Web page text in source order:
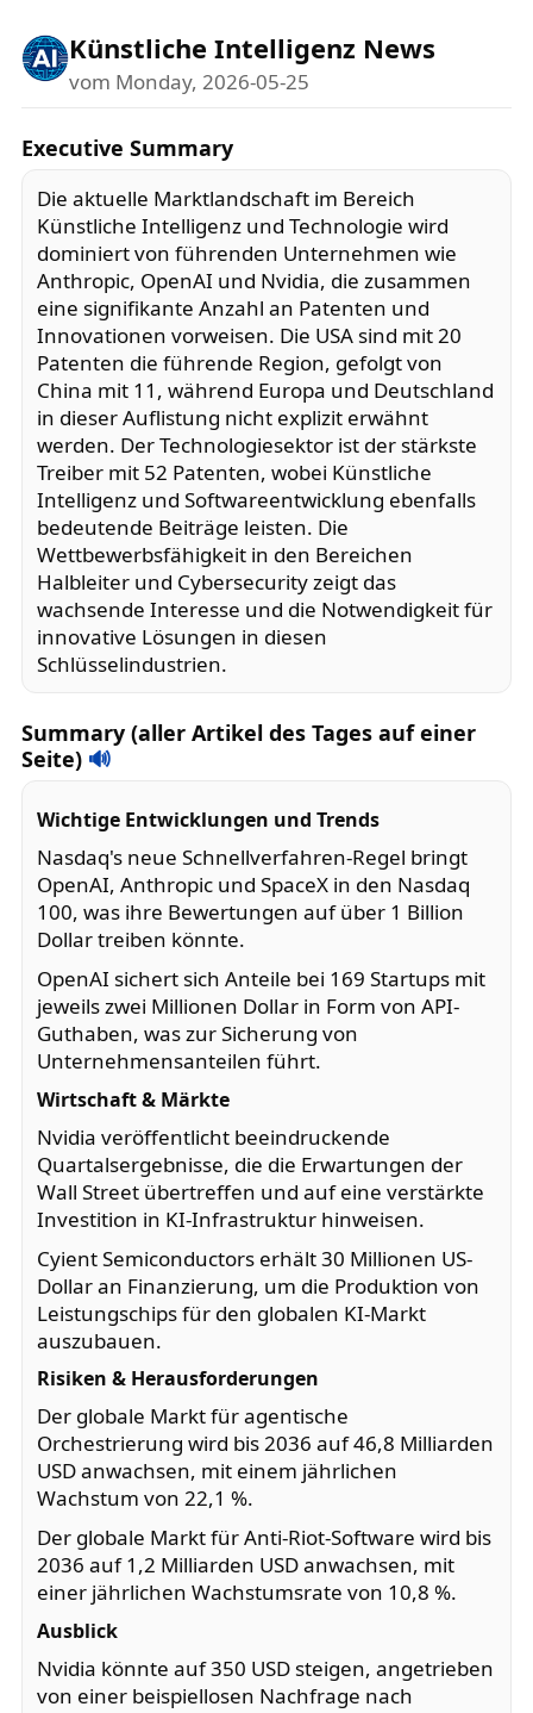
Künstliche Intelligenz News
vom Monday, 2026-05-25
Executive Summary
Die aktuelle Marktlandschaft im Bereich
Künstliche Intelligenz und Technologie wird
dominiert von führenden Unternehmen wie
Anthropic, OpenAI und Nvidia, die zusammen
eine signifikante Anzahl an Patenten und
Innovationen vorweisen. Die USA sind mit 20
Patenten die führende Region, gefolgt von
China mit 11, während Europa und Deutschland
in dieser Auflistung nicht explizit erwähnt
werden. Der Technologiesektor ist der stärkste
Treiber mit 52 Patenten, wobei Künstliche
Intelligenz und Softwareentwicklung ebenfalls
bedeutende Beiträge leisten. Die
Wettbewerbsfähigkeit in den Bereichen
Halbleiter und Cybersecurity zeigt das
wachsende Interesse und die Notwendigkeit für
innovative Lösungen in diesen
Schlüsselindustrien.
Summary (aller Artikel des Tages auf einer
Seite) 🔊
Wichtige Entwicklungen und Trends
Nasdaq's neue Schnellverfahren-Regel bringt
OpenAI, Anthropic und SpaceX in den Nasdaq
100, was ihre Bewertungen auf über 1 Billion
Dollar treiben könnte.
OpenAI sichert sich Anteile bei 169 Startups mit
jeweils zwei Millionen Dollar in Form von API-
Guthaben, was zur Sicherung von
Unternehmensanteilen führt.
Wirtschaft & Märkte
Nvidia veröffentlicht beeindruckende
Quartalsergebnisse, die die Erwartungen der
Wall Street übertreffen und auf eine verstärkte
Investition in KI-Infrastruktur hinweisen.
Cyient Semiconductors erhält 30 Millionen US-
Dollar an Finanzierung, um die Produktion von
Leistungschips für den globalen KI-Markt
auszubauen.
Risiken & Herausforderungen
Der globale Markt für agentische
Orchestrierung wird bis 2036 auf 46,8 Milliarden
USD anwachsen, mit einem jährlichen
Wachstum von 22,1 %.
Der globale Markt für Anti-Riot-Software wird bis
2036 auf 1,2 Milliarden USD anwachsen, mit
einer jährlichen Wachstumsrate von 10,8 %.
Ausblick
Nvidia könnte auf 350 USD steigen, angetrieben
von einer beispiellosen Nachfrage nach